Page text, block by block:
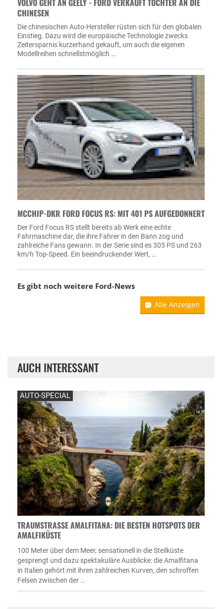
VOLVO GEHT AN GEELY - FORD VERKAUFT TOCHTER AN DIE
CHINESEN
Die chinesischen Auto-Hersteller rüsten sich für den globalen
Einstieg. Dazu wird die europäische Technologie zwecks
Zeitersparnis kurzerhand gekauft, um auch die eigenen
Modellreihen schnellstmöglich …
MCCHIP-DKR FORD FOCUS RS: MIT 401 PS AUFGEDONNERT
Der Ford Focus RS stellt bereits ab Werk eine echte
Fahrmaschine dar, die ihre Fahrer in den Bann zog und
zahlreiche Fans gewann. In der Serie sind es 305 PS und 263
km/h Top-Speed. Ein beeindruckender Wert, …
Es gibt noch weitere Ford-News
Alle Anzeigen
AUCH INTERESSANT
AUTO-SPECIAL
TRAUMSTRASSE AMALFITANA: DIE BESTEN HOTSPOTS DER A
MALFIKÜSTE
100 Meter über dem Meer, sensationell in die Steilküste
gesprengt und dazu spektakuläre Ausblicke: die Amalfitana
in Italien gehört mit ihren zahlreichen Kurven, den schroffen
Felsen zwischen der …